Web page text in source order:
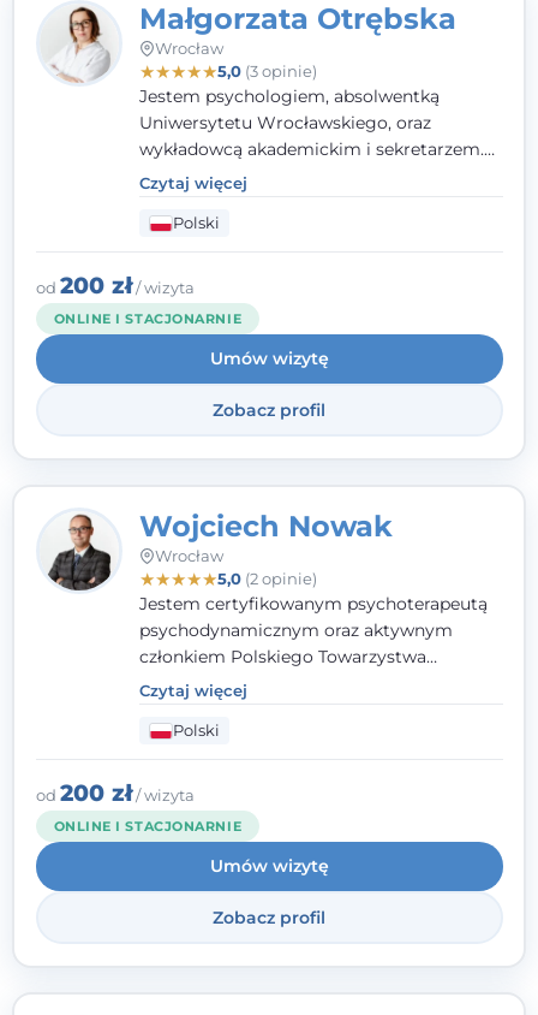
Małgorzata Otrębska
Wrocław
★★★★★5,0(3 opinie)
Jestem psychologiem, absolwentką
Uniwersytetu Wrocławskiego, oraz
wykładowcą akademickim i sekretarzem.
Dodatkowo mam kwalifikacje mediatora,
specjalizując się w sprawach rodzinnych,
cywilnych oraz karnych.
Czytaj więcej
Polski
od 200 zł/ wizyta
ONLINE I STACJONARNIE
Umów wizytę
Zobacz profil
Wojciech Nowak
Wrocław
★★★★★5,0(2 opinie)
Jestem certyfikowanym psychoterapeutą
psychodynamicznym oraz aktywnym
członkiem Polskiego Towarzystwa
Psychoterapii Psychodynamicznej. W
mojej pracy zawodowej kładę duży nacisk
na uważne słuchanie Pacjenta. Interesuje
mnie szczególnie psychoterapia zaburzeń
osobowości, zaburzeń nerwicowych i
lękowych, a także zagadnienia związane z
małżeństwem i rodziną, w tym problemy w
relacjach rodzinnych. Nie specjalizuję się w
uzależnieniach.
Czytaj więcej
Polski
od 200 zł/ wizyta
ONLINE I STACJONARNIE
Umów wizytę
Zobacz profil